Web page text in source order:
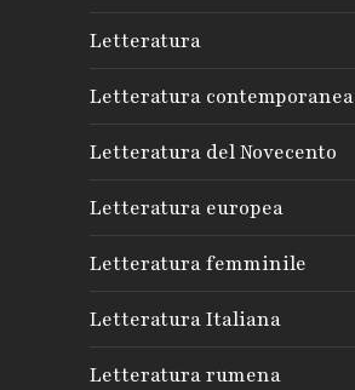
Letteratura
Letteratura contemporanea
Letteratura del Novecento
Letteratura europea
Letteratura femminile
Letteratura Italiana
Letteratura rumena